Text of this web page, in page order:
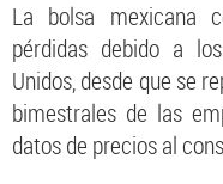
La bolsa mexicana
pérdidas debido a
Unidos, desde que se
bimestrales de las
datos de precios al